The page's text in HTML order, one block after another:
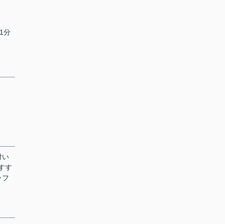
分
い
す
フ